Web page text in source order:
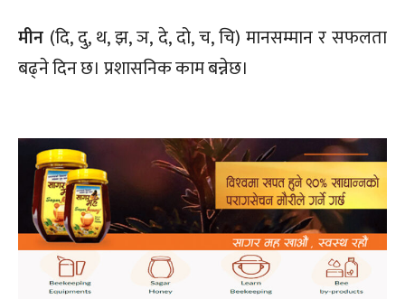
मीन (दि, दु, थ, झ, ञ, दे, दो, च, चि) मानसम्मान र सफलता
बढ्ने दिन छ। प्रशासनिक काम बन्नेछ।